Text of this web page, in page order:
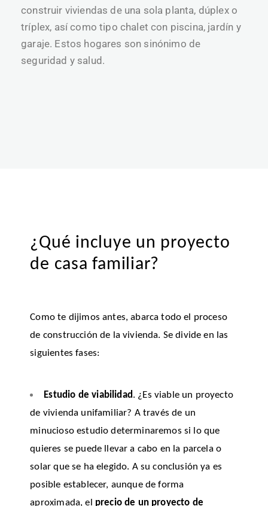
construir viviendas de una sola planta, dúplex o
tríplex, así como tipo chalet con piscina, jardín y
garaje. Estos hogares son sinónimo de
seguridad y salud.
¿Qué incluye un proyecto
de casa familiar?
Como te dijimos antes, abarca todo el proceso
de construcción de la vivienda. Se divide en las
siguientes fases:
Estudio de viabilidad. ¿Es viable un proyecto
de vivienda unifamiliar? A través de un
minucioso estudio determinaremos si lo que
quieres se puede llevar a cabo en la parcela o
solar que se ha elegido. A su conclusión ya es
posible establecer, aunque de forma
aproximada, el precio de un proyecto de